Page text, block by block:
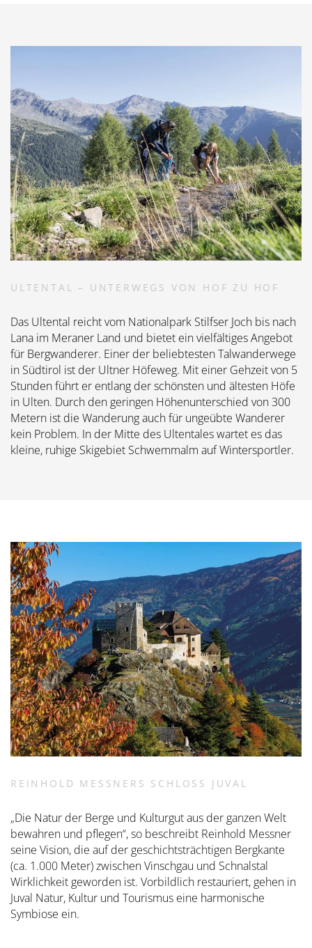
ULTENTAL – UNTERWEGS VON HOF ZU HOF
Das Ultental reicht vom Nationalpark Stilfser Joch bis nach
Lana im Meraner Land und bietet ein vielfältiges Angebot
für Bergwanderer. Einer der beliebtesten Talwanderwege
in Südtirol ist der Ultner Höfeweg. Mit einer Gehzeit von 5
Stunden führt er entlang der schönsten und ältesten Höfe
in Ulten. Durch den geringen Höhenunterschied von 300
Metern ist die Wanderung auch für ungeübte Wanderer
kein Problem. In der Mitte des Ultentales wartet es das
kleine, ruhige Skigebiet Schwemmalm auf Wintersportler.
REINHOLD MESSNERS SCHLOSS JUVAL
„Die Natur der Berge und Kulturgut aus der ganzen Welt
bewahren und pflegen“, so beschreibt Reinhold Messner
seine Vision, die auf der geschichtsträchtigen Bergkante
(ca. 1.000 Meter) zwischen Vinschgau und Schnalstal
Wirklichkeit geworden ist. Vorbildlich restauriert, gehen in
Juval Natur, Kultur und Tourismus eine harmonische
Symbiose ein.